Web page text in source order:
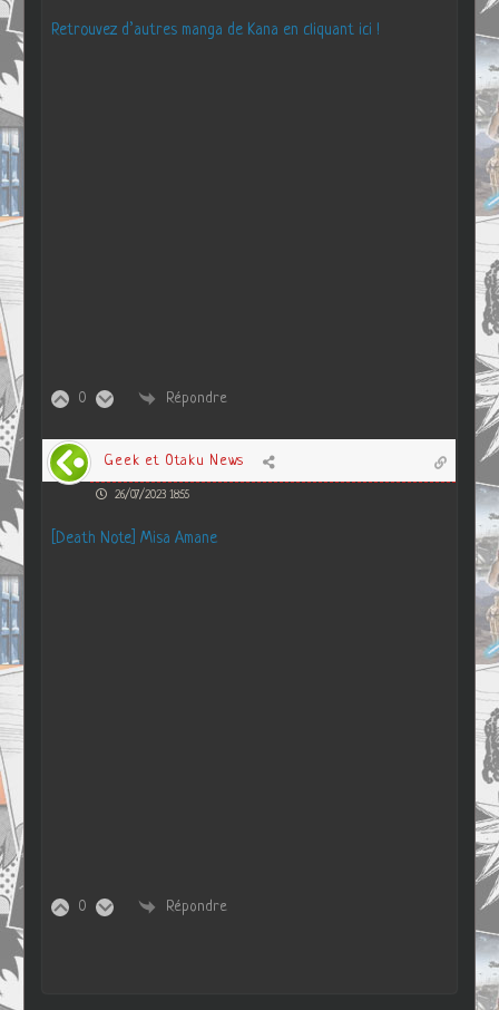
Retrouvez d’autres manga de Kana en cliquant ici !
0 Répondre
Geek et Otaku News
26/07/2023 18:55
[Death Note] Misa Amane
0 Répondre